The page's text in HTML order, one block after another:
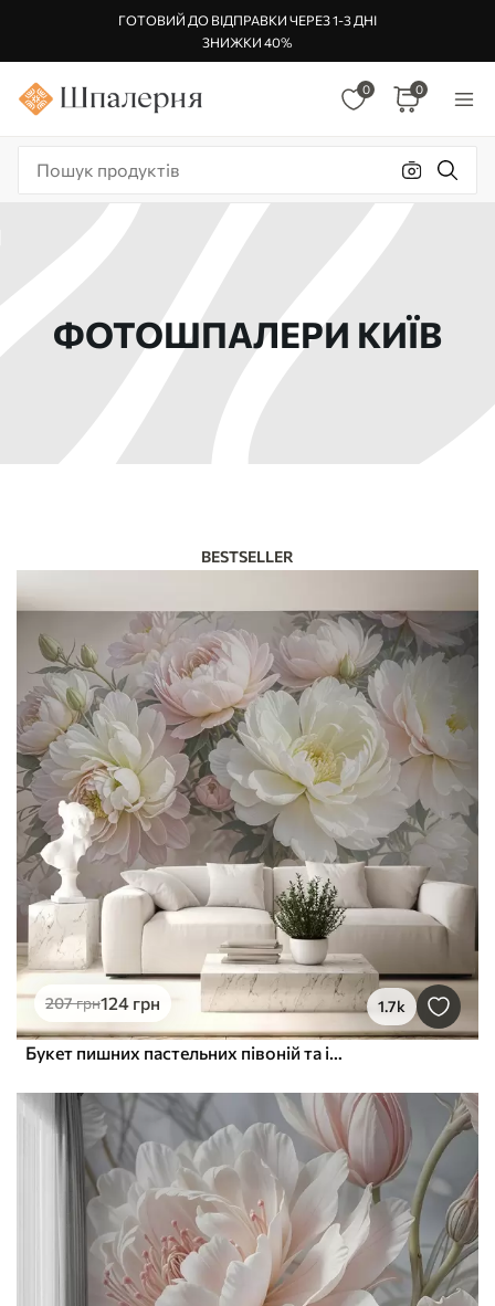
ГОТОВИЙ ДО ВІДПРАВКИ ЧЕРЕЗ 1-3 ДНІ
ЗНИЖКИ 40%
0 0
ФОТОШПАЛЕРИ КИЇВ
BESTSELLER
207грн124 грн 1.7k
Букет пишних пастельних півоній та інших квітів на м'якому розмитому тлі